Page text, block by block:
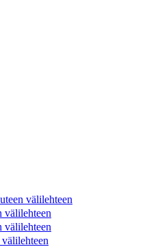
välilehteen
välilehteen
välilehteen